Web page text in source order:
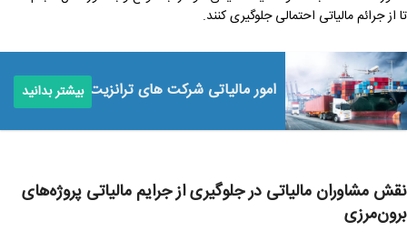
تا از جرائم مالیاتی احتمالی جلوگیری کنند.
امور مالیاتی شرکت های ترانزیت کالابیشتر بدانید
نقش مشاوران مالیاتی در جلوگیری از جرایم مالیاتی پروژه‌های
برون‌مرزی